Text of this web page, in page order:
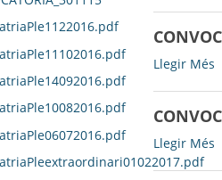
Llegir Més
-
Llegir Més